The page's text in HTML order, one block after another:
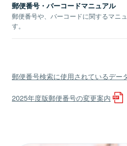
郵便番号・バーコードマニュアル
郵便番号や、バーコードに関するマニ
す。
郵便番号検索に使用されているデー
2025年度版郵便番号の変更案内